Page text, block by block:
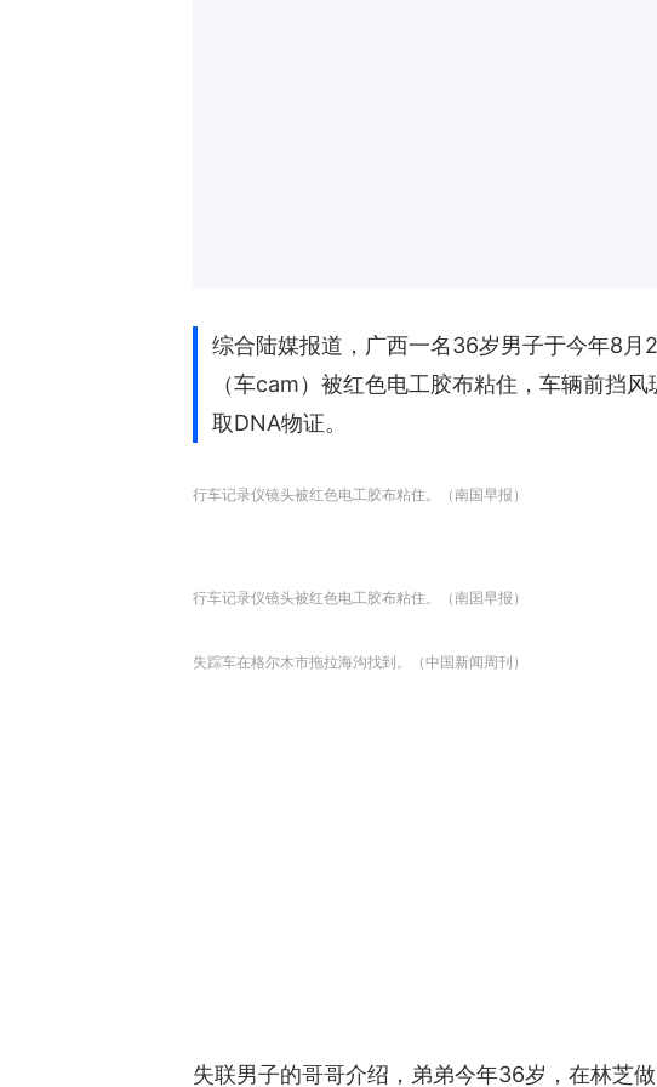
综合陆媒报道，广西一名36岁男子于今年8月
（车cam）被红色电工胶布粘住，车辆前挡
取DNA物证。
行车记录仪镜头被红色电工胶布粘住。（南国早报）
行车记录仪镜头被红色电工胶布粘住。（南国早报）
失踪车在格尔木市拖拉海沟找到。（中国新闻周刊）
失联男子的哥哥介绍，弟弟今年36岁，在林芝